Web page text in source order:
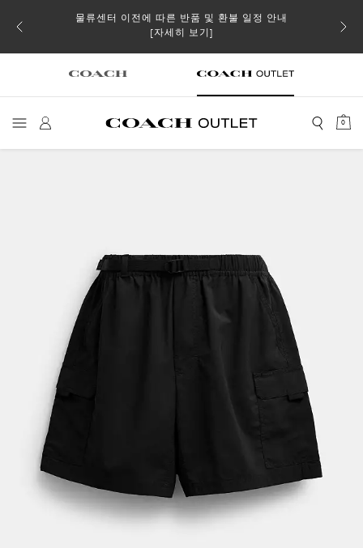
될 수
물류센터 이전에 따른 반품 및 환불 일정 안내
[자세히 보기]
0